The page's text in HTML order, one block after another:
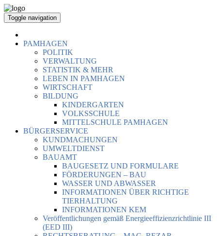
Toggle navigation
PAMHAGEN
POLITIK
VERWALTUNG
STATISTIK & MEHR
LEBEN IN PAMHAGEN
WIRTSCHAFT
BILDUNG
KINDERGARTEN
VOLKSSCHULE
MITTELSCHULE PAMHAGEN
BÜRGERSERVICE
KUNDMACHUNGEN
UMWELTDIENST
BAUAMT
BAUGESETZ UND FORMULARE
FÖRDERUNGEN – BAU
WASSER UND ABWASSER
INFORMATIONEN ÜBER RICHTIGE
TIERHALTUNG
INFORMATIONEN KEM
Veröffentlichungen gemäß Energieeffizienzrichtlinie III
(EED III)